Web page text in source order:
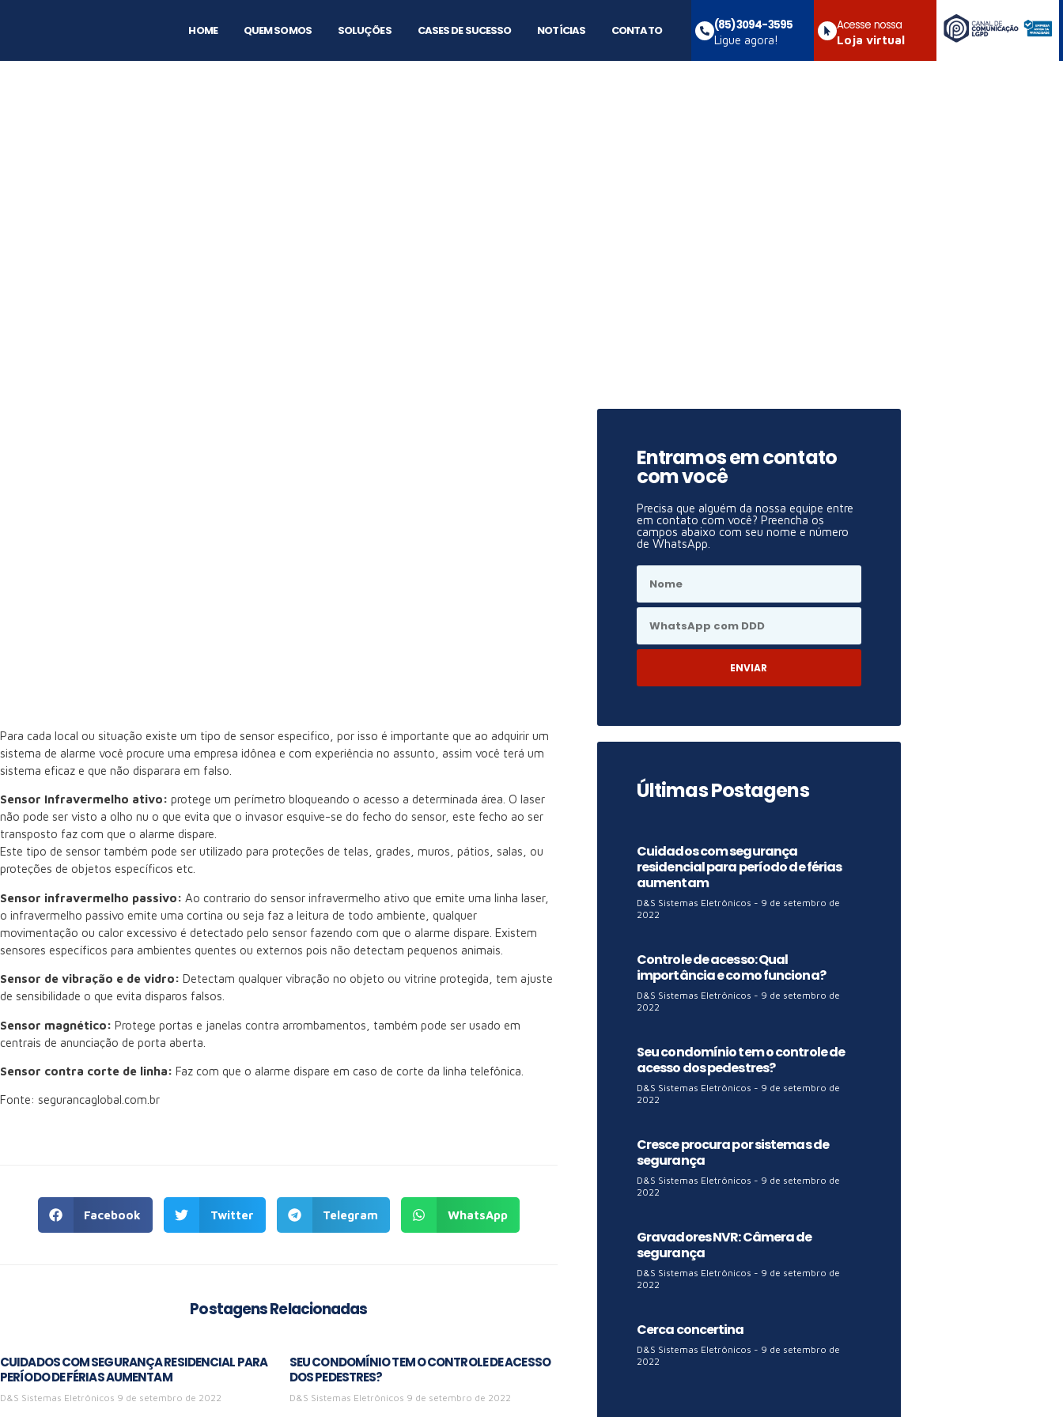
HOME QUEM SOMOS SOLUÇÕES CASES DE SUCESSO NOTÍCIAS CONTATO (85) 3094-3595
Ligue agora!
Acesse nossa
Loja virtual
Para cada local ou situação existe um tipo de sensor especifico, por isso é importante que ao adquirir um
sistema de alarme você procure uma empresa idônea e com experiência no assunto, assim você terá um
sistema eficaz e que não disparara em falso.
Sensor Infravermelho ativo: protege um perímetro bloqueando o acesso a determinada área. O laser
não pode ser visto a olho nu o que evita que o invasor esquive-se do fecho do sensor, este fecho ao ser
transposto faz com que o alarme dispare.
Este tipo de sensor também pode ser utilizado para proteções de telas, grades, muros, pátios, salas, ou
proteções de objetos específicos etc.
Sensor infravermelho passivo: Ao contrario do sensor infravermelho ativo que emite uma linha laser,
o infravermelho passivo emite uma cortina ou seja faz a leitura de todo ambiente, qualquer
movimentação ou calor excessivo é detectado pelo sensor fazendo com que o alarme dispare. Existem
sensores específicos para ambientes quentes ou externos pois não detectam pequenos animais.
Sensor de vibração e de vidro: Detectam qualquer vibração no objeto ou vitrine protegida, tem ajuste
de sensibilidade o que evita disparos falsos.
Sensor magnético: Protege portas e janelas contra arrombamentos, também pode ser usado em
centrais de anunciação de porta aberta.
Sensor contra corte de linha: Faz com que o alarme dispare em caso de corte da linha telefônica.
Fonte: segurancaglobal.com.br
Facebook Twitter Telegram WhatsApp
Postagens Relacionadas
CUIDADOS COM SEGURANÇA RESIDENCIAL PARA
PERÍODO DE FÉRIAS AUMENTAM
D&S Sistemas Eletrônicos 9 de setembro de 2022
SEU CONDOMÍNIO TEM O CONTROLE DE ACESSO
DOS PEDESTRES?
D&S Sistemas Eletrônicos 9 de setembro de 2022
Entramos em contato
com você
Precisa que alguém da nossa equipe entre
em contato com você? Preencha os
campos abaixo com seu nome e número
de WhatsApp.
ENVIAR
Últimas Postagens
Cuidados com segurança
residencial para período de férias
aumentam
D&S Sistemas Eletrônicos
9 de setembro de
2022
Controle de acesso: Qual
importância e como funciona?
D&S Sistemas Eletrônicos
9 de setembro de
2022
Seu condomínio tem o controle de
acesso dos pedestres?
D&S Sistemas Eletrônicos
9 de setembro de
2022
Cresce procura por sistemas de
segurança
D&S Sistemas Eletrônicos
9 de setembro de
2022
Gravadores NVR: Câmera de
segurança
D&S Sistemas Eletrônicos
9 de setembro de
2022
Cerca concertina
D&S Sistemas Eletrônicos
9 de setembro de
2022